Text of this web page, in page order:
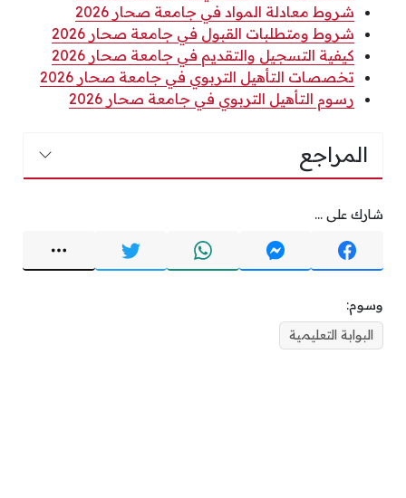
شروط معادلة المواد في جامعة صحار 2026
شروط ومتطلبات القبول في جامعة صحار 2026
كيفية التسجيل والتقديم في جامعة صحار 2026
تخصصات التأهيل التربوي في جامعة صحار 2026
رسوم التأهيل التربوي في جامعة صحار 2026
المراجع
شارك على ...
وسوم:
البوابة التعليمية